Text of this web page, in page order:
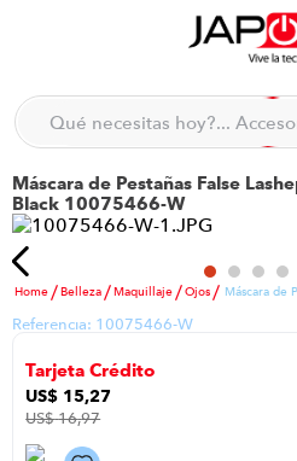
Hola... qué necesitas hoy?
Qué necesitas hoy?...
Máscara de Pestañas False
Black 10075466-W
Belleza Maquillaje Ojos
Referencia: 10075466-W
Tarjeta Crédito
US$ 15,27
US$16,97
TÉRMINOS MÁS BUSCADOS
1. moto
lavadora
5 . england sound parlantes